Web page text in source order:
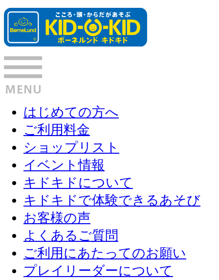
はじめての方へ
ご利用料金
ショップリスト
イベント情報
キドキドについて
キドキドで体験できるあそび
お客様の声
よくあるご質問
ご利用にあたってのお願い
プレイリーダーについて